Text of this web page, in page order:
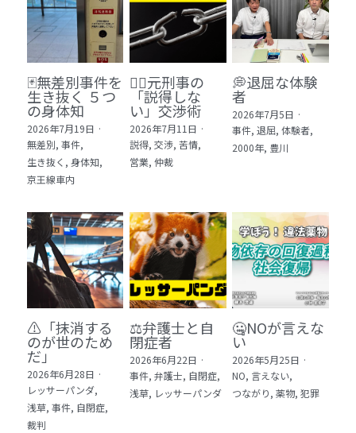
1 クレーム・犯罪・説得交渉 23冊
2 発達障害・精神疾患・ケア 29冊
3 身体知・非言語・情動 13冊
4 創作・芸術・神秘 30冊
5 教育・マネジメント・学修 20冊
6 セールス・マーケティング・ビジネスモデ
ル 21冊
7 ライフスタイル・防災・科学技術 12冊
8 アジア・歴史・未来予測 11冊
🎬Dramas(おすすめの小説・漫画・ドラマ・
映画)
検索
日本語
日本語
🃏無差別事件を
生き抜く ５つ
の身体知
2026年7月19日 ·
無差別, 事件,
生き抜く, 身体知,
京王線車内
🙅‍♂️元刑事の
「説得しな
い」交渉術
2026年7月11日 ·
説得, 交渉, 苦情,
営業, 仲裁
💭退屈な体験
者
2026年7月5日 ·
事件, 退屈, 体験者,
2000年, 豊川
⚠️「抹消する
のが世のため
だ」​
2026年6月28日 ·
レッサーパンダ,
浅草, 事件, 自閉症,
裁判
⚖️弁護士と自
閉症者
2026年6月22日 ·
事件, 弁護士, 自閉症,
浅草, レッサーパンダ
🤐NOが言えな
い
2026年5月25日 ·
NO, 言えない,
つながり, 薬物, 犯罪